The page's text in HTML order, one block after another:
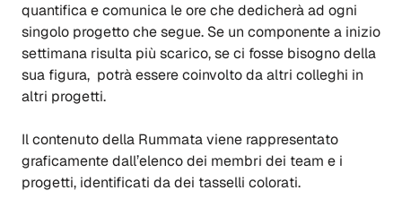
quantifica e comunica le ore che dedicherà ad ogni
singolo progetto che segue. Se un componente a inizio
settimana risulta più scarico, se ci fosse bisogno della
sua figura, potrà essere coinvolto da altri colleghi in
altri progetti.
Il contenuto della Rummata viene rappresentato
graficamente dall’elenco dei membri dei team e i
progetti, identificati da dei tasselli colorati.